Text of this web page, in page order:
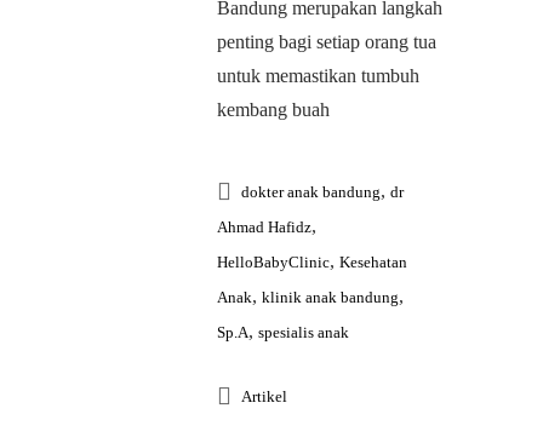
Bandung merupakan langkah
penting bagi setiap orang tua
untuk memastikan tumbuh
kembang buah
dokter anak bandung, dr
Ahmad Hafidz,
HelloBabyClinic, Kesehatan
Anak, klinik anak bandung,
Sp.A, spesialis anak
Artikel